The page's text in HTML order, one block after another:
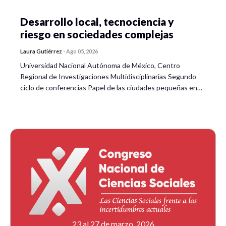
CELF-5 pragmática como herramienta
estandarizada.
Observación cualitativa de interacciones.
Entrevistas semiestructuradas con padres y
narrativo.
Valoración integrada: triangulación de resultados y
consideraciones éticas.
Relevancia de la evaluación para diseñar
intervenciones basadas en fortalezas y necesidades
individuales.
Desarrollo local, tecnociencia y
riesgo en sociedades complejas
Laura Gutiérrez -Ago 05, 2026
Universidad Nacional Autónoma de México, Centro
Regional de Investigaciones Multidisciplinarias Segundo
ciclo de conferencias Papel de las ciudades pequeñas en…
23 al 27 de marzo, 2026